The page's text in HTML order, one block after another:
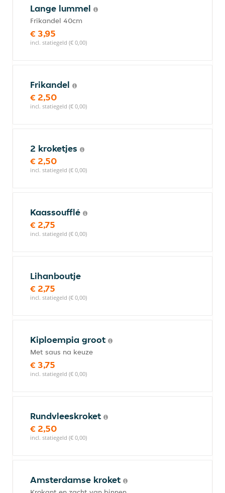
Lange lummel
Frikandel 40cm
€ 3,95
incl. statiegeld (€ 0,00)
Frikandel
€ 2,50
incl. statiegeld (€ 0,00)
2 kroketjes
€ 2,50
incl. statiegeld (€ 0,00)
Kaassoufflé
€ 2,75
incl. statiegeld (€ 0,00)
Lihanboutje
€ 2,75
incl. statiegeld (€ 0,00)
Kiploempia groot
Met saus na keuze
€ 3,75
incl. statiegeld (€ 0,00)
Rundvleeskroket
€ 2,50
incl. statiegeld (€ 0,00)
Amsterdamse kroket